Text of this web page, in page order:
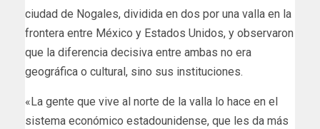
ciudad de Nogales, dividida en dos por una valla en la
frontera entre México y Estados Unidos, y observaron
que la diferencia decisiva entre ambas no era
geográfica o cultural, sino sus instituciones.
«La gente que vive al norte de la valla lo hace en el
sistema económico estadounidense, que les da más